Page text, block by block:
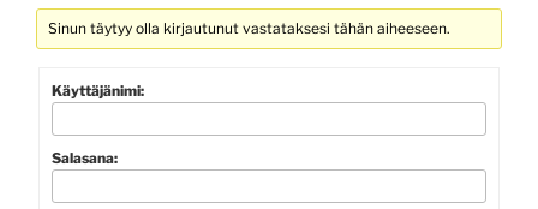
Sinun täytyy olla kirjautunut vastataksesi tähän aiheeseen.
Käyttäjänimi:
Salasana: